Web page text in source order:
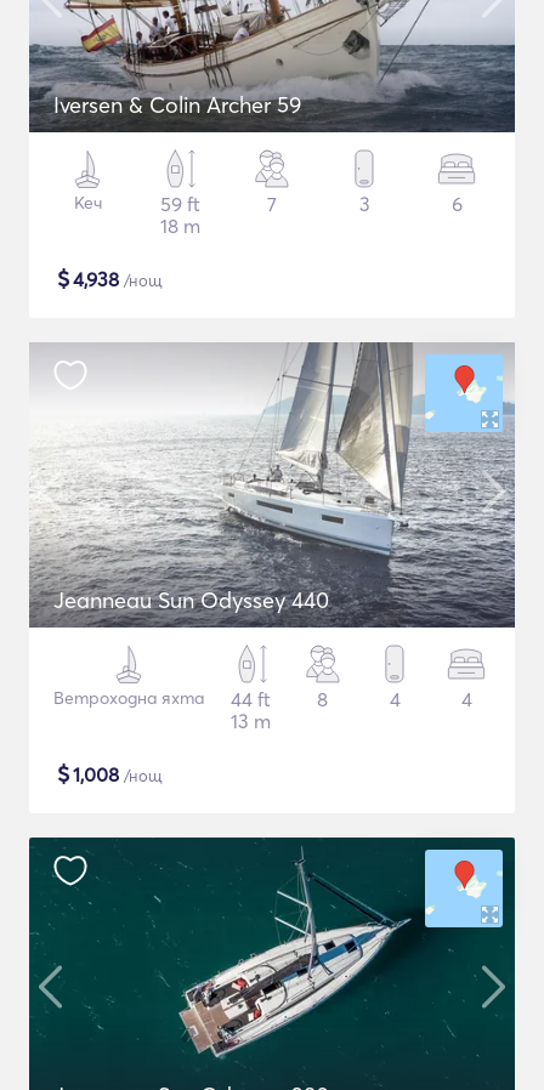
Iversen & Colin Archer 59
Кеч
59 ft
18 m
7 3 6
$4,938 /нощ
Jeanneau Sun Odyssey 440
Ветроходна яхта
44 ft
13 m
8 4 4
$1,008 /нощ